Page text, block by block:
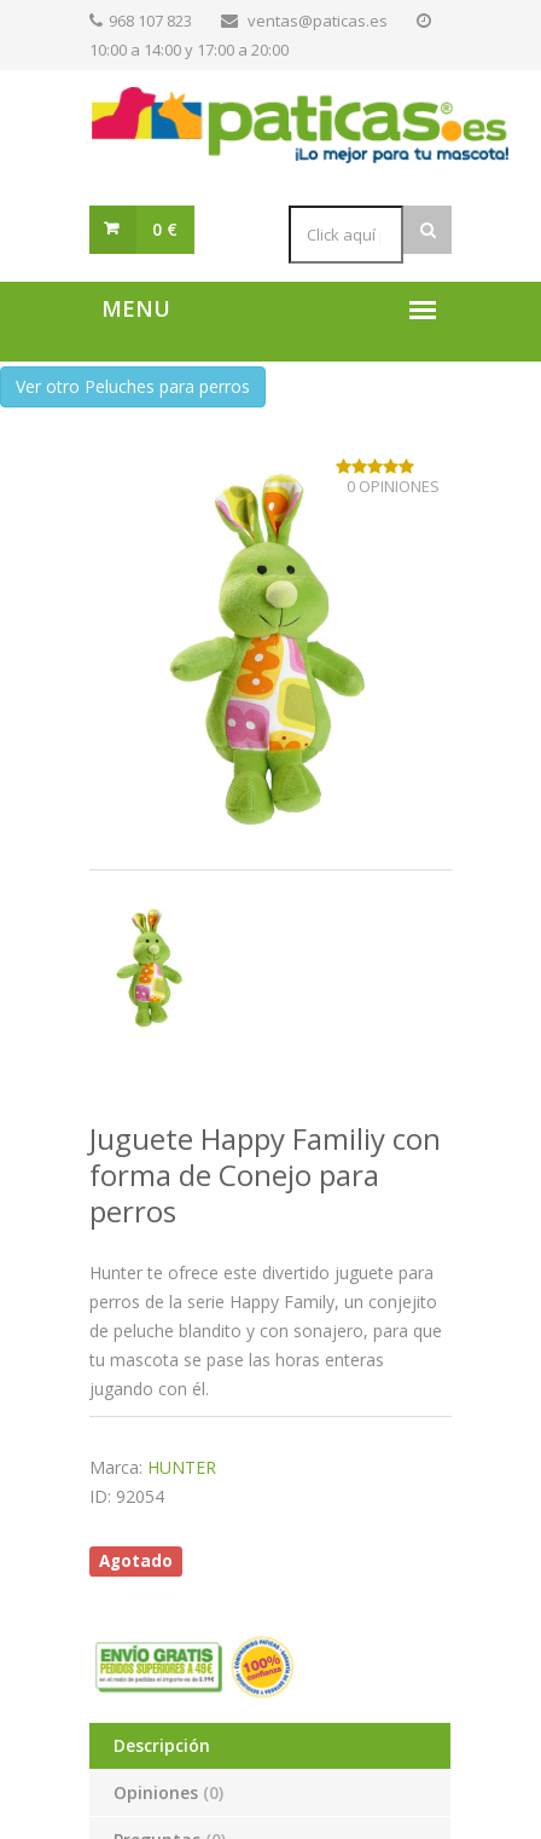
968 107 823
ventas@paticas.es
10:00 a 14:00 y 17:00 a 20:00
0 €
Ver otro Peluches para perros
Juguete Happy Familiy con
forma de Conejo para
perros
0 OPINIONES
Hunter te ofrece este divertido juguete para
perros de la serie Happy Family, un conjejito
de peluche blandito y con sonajero, para que
tu mascota se pase las horas enteras
jugando con él.
Marca: HUNTER
ID: 92054
Agotado
Descripción
Opiniones (0)